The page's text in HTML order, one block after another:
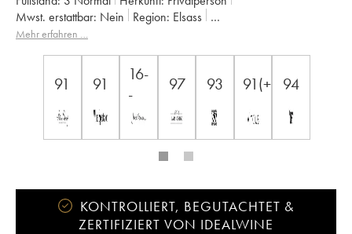
Mwst. erstattbar:
nein Region:
Elsass
Appellation:
Alsace Riesling
Mehr erfahren …
91 91
16-
-
97 93 91(+) 94
KONTROLLIERT, BEGUTACHTET &
ZERTIFIZIERT VON IDEALWINE